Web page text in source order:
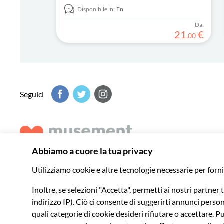
Disponibile in: En
Da:
21,00 €
Seguici
indimenticabili in tutto il mondo